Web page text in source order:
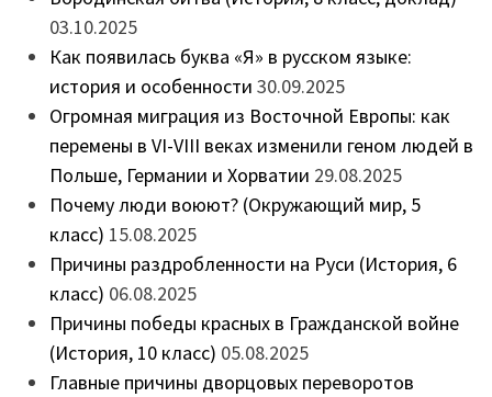
03.10.2025
Как появилась буква «Я» в русском языке:
история и особенности 30.09.2025
Огромная миграция из Восточной Европы: как
перемены в VI-VIII веках изменили геном людей в
Польше, Германии и Хорватии 29.08.2025
Почему люди воюют? (Окружающий мир, 5
класс) 15.08.2025
Причины раздробленности на Руси (История, 6
класс) 06.08.2025
Причины победы красных в Гражданской войне
(История, 10 класс) 05.08.2025
Главные причины дворцовых переворотов